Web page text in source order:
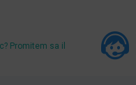
Promitem sa il